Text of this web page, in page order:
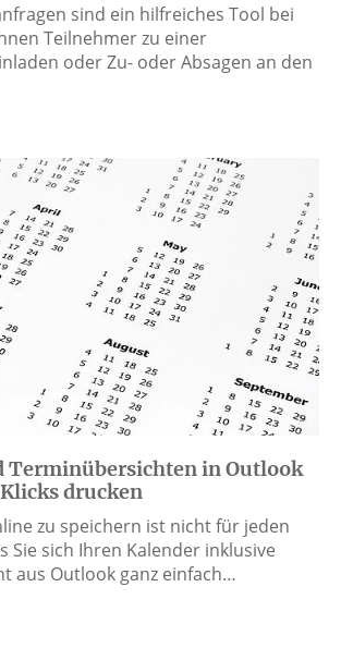
sind ein hilfreiches Tool bei
Teilnehmer zu einer
oder Zu- oder Absagen an den
Terminübersichten in Outlook
drucken
zu speichern ist nicht für jeden
Sie sich Ihren Kalender inklusive
aus Outlook ganz einfach…